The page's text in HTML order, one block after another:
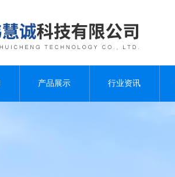
产品展示 行业资讯